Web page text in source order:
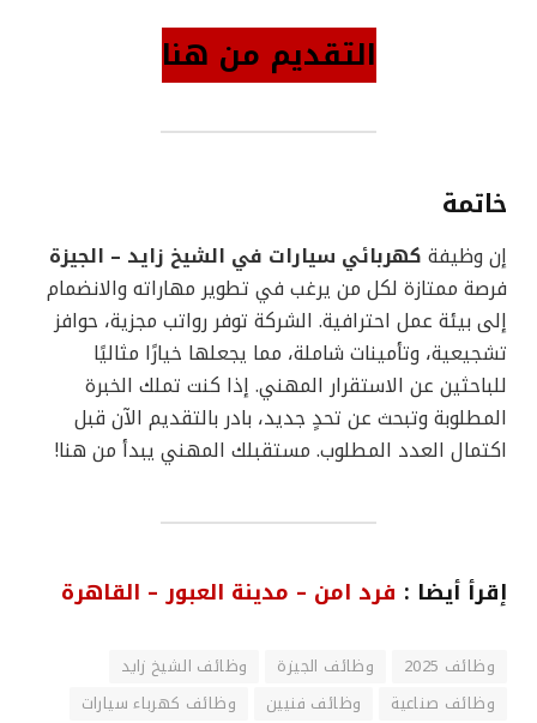
التقديم من هنا
خاتمة
إن وظيفة كهربائي سيارات في الشيخ زايد – الجيزة
فرصة ممتازة لكل من يرغب في تطوير مهاراته والانضمام
إلى بيئة عمل احترافية. الشركة توفر رواتب مجزية، حوافز
تشجيعية، وتأمينات شاملة، مما يجعلها خيارًا مثاليًا
للباحثين عن الاستقرار المهني. إذا كنت تملك الخبرة
المطلوبة وتبحث عن تحدٍ جديد، بادر بالتقديم الآن قبل
اكتمال العدد المطلوب. مستقبلك المهني يبدأ من هنا!
إقرأ أيضا : فرد امن – مدينة العبور – القاهرة
وظائف 2025 وظائف الجيزة
وظائف الشيخ زايد
وظائف صناعية
وظائف فنيين وظائف كهرباء سيارات